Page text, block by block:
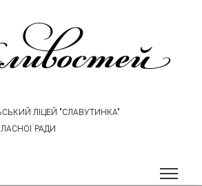
ЛІЦЕЙ "СЛАВУТИНКА"
РАДИ